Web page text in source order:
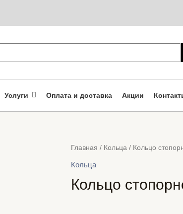
Услуги Оплата и доставка Акции
Главная / Кольца / Кольцо
Кольца
Кольцо